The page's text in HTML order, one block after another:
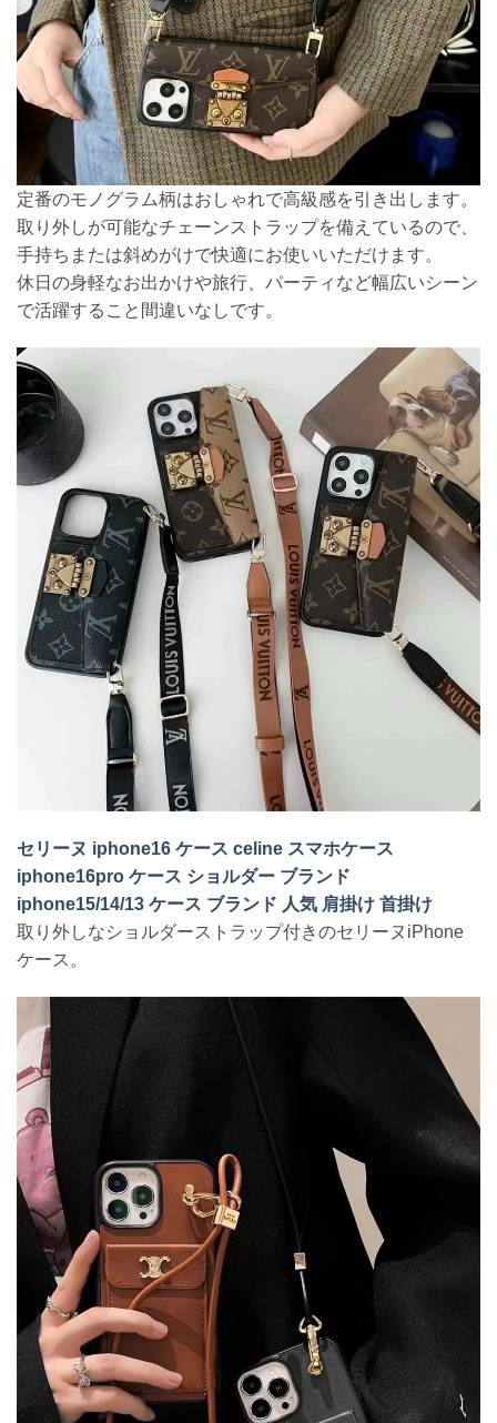
定番のモノグラム柄はおしゃれで高級感を引き出します。
取り外しが可能なチェーンストラップを備えているので、
手持ちまたは斜めがけで快適にお使いいただけます。
休日の身軽なお出かけや旅行、パーティなど幅広いシーン
で活躍すること間違いなしです。
セリーヌ iphone16 ケース celine スマホケース
iphone16pro ケース ショルダー ブランド
iphone15/14/13 ケース ブランド 人気 肩掛け 首掛け
取り外しなショルダーストラップ付きのセリーヌiPhone
ケース。